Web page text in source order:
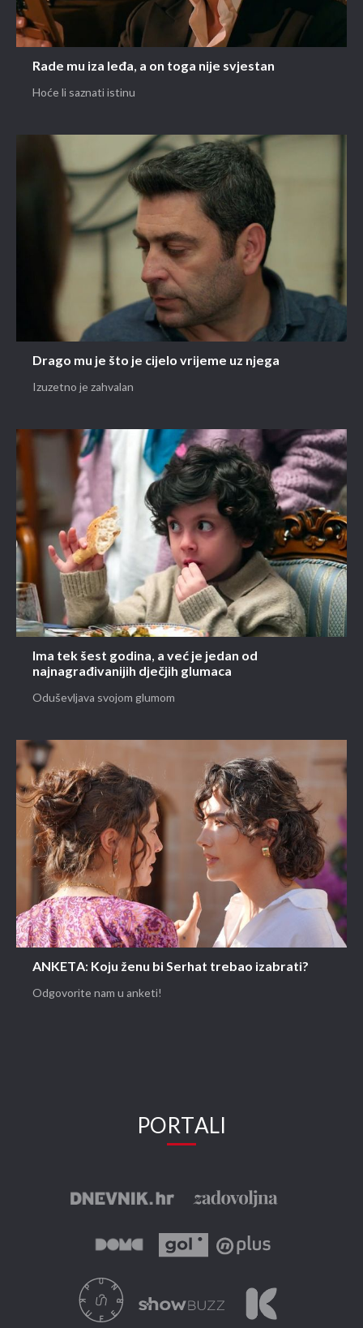
Rade mu iza leđa, a on toga nije svjestan
Hoće li saznati istinu
Drago mu je što je cijelo vrijeme uz njega
Izuzetno je zahvalan
Ima tek šest godina, a već je jedan od
najnagrađivanijih dječjih glumaca
Oduševljava svojom glumom
ANKETA: Koju ženu bi Serhat trebao izabrati?
Odgovorite nam u anketi!
PORTALI